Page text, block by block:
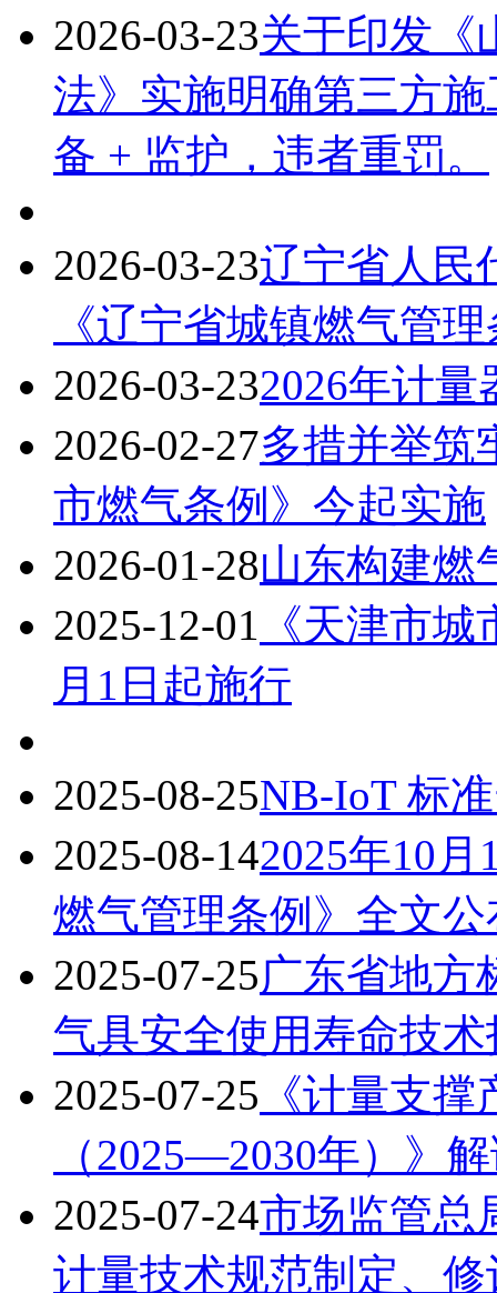
2026-03-23关于印发《
法》实施明确第三方
备 + 监护，违者重罚。
2026-03-23辽宁省人民
《辽宁省城镇燃气管
2026-03-232026年计
2026-02-27多措并举筑
市燃气条例》今起实施
2026-01-28山东构建燃
2025-12-01
《天津市
月1日起施行
2025-08-25NB-IoT 标
2025-08-142025年10
燃气管理条例》全文公
2025-07-25广东省地方
气具安全使用寿命技
2025-07-25 《计量支
（2025—2030年）》
2025-07-24市场监管总
计量技术规范制定、